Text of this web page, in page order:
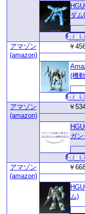
ダ
アマゾン
(amazon)
￥
(機
アマゾン
(amazon)
￥
ガ
アマゾン
(amazon)
￥
ム)